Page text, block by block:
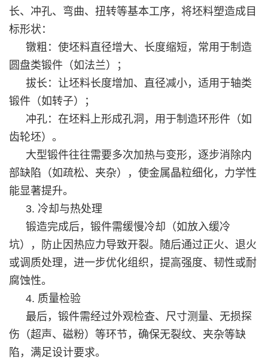
长、冲孔、弯曲、扭转等基本工序，将坯料塑造成目
标形状：
镦粗：使坯料直径增大、长度缩短，常用于制造
圆盘类锻件（如法兰）；
拔长：让坯料长度增加、直径减小，适用于轴类
锻件（如转子）；
冲孔：在坯料上形成孔洞，用于制造环形件（如
齿轮坯）。
大型锻件往往需要多次加热与变形，逐步消除内
部缺陷（如疏松、夹杂），使金属晶粒细化，力学性
能显著提升。
3. 冷却与热处理
锻造完成后，锻件需缓慢冷却（如放入缓冷
坑），防止因热应力导致开裂。随后通过正火、退火
或调质处理，进一步优化组织，提高强度、韧性或耐
腐蚀性。
4. 质量检验
最后，锻件需经过外观检查、尺寸测量、无损探
伤（超声、磁粉）等环节，确保无裂纹、夹杂等缺
陷，满足设计要求。